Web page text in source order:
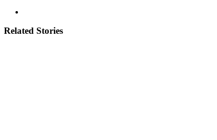
Related Stories